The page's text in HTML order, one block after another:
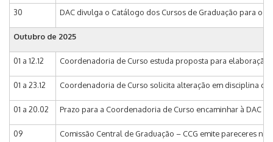
30 DAC divulga o Catálogo dos Cursos de Graduação para o
Outubro de 2025
01 a 12.12 Coordenadoria de Curso estuda proposta para elaboração
01 a 23.12 Coordenadoria de Curso solicita alteração em disciplina
01 a 20.02 Prazo para a Coordenadoria de Curso encaminhar à DAC
09 Comissão Central de Graduação – CCG emite pareceres